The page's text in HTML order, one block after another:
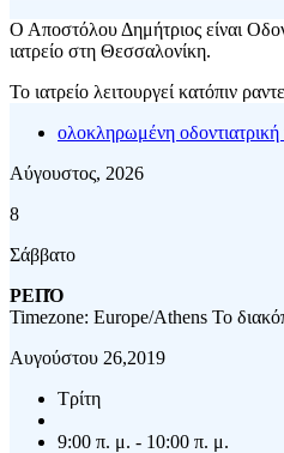
Ο Αποστόλου Δημήτριος είναι
ιατρείο στη Θεσσαλονίκη.
Το ιατρείο λειτουργεί κατόπιν
ολοκληρωμένη οδοντιατρική
Αύγουστος, 2026
8
Σάββατο
ΡΕΠΌ
Timezone: Europe/Athens Το
Αυγούστου 26,2019
Τρίτη
9:00 π. μ. - 10:00 π. μ.